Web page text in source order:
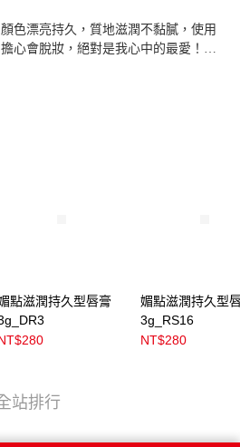
色漂亮持久，質地滋潤不黏膩，使用
心會脫妝，絕對是我心中的最愛！強
點滋潤持久型唇膏
媚點滋潤持久型
3g_RS16
NT$280
站排行